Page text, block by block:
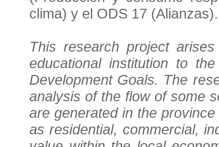
clima) y el ODS 17 (Alianzas).
This research project
educational institution to
Development Goals. The
analysis of the flow of some
are generated in the
as residential, commercial,